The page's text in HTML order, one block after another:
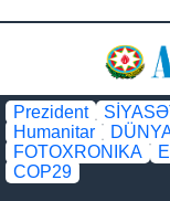
fəaliyyətinin
Azərbaycan
dekabr tarixli 504
edilməsi barədə"
Fərmanında
Prezident
Humanitar
FOTOXRONIKA
COP29